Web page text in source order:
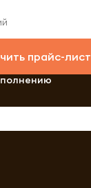
прайс-лист